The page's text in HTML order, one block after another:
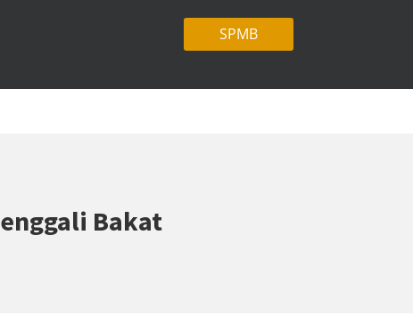
SPMB
Bakat